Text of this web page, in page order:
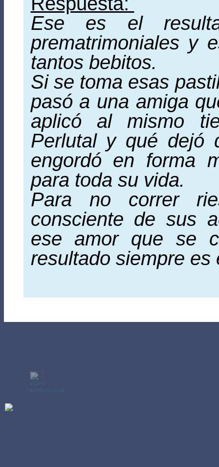
Ese es el
prematrimoniales y
tantos bebitos.
Si se toma esas
pasó a una amiga
aplicó al mismo
Perlutal y qué dejó
engordó en forma
para toda su vida.
Para no correr
consciente de sus
ese amor que se
resultado siempre es